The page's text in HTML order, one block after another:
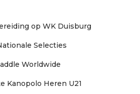
op WK Duisburg
Selecties
Worldwide
Kanopolo Heren U21